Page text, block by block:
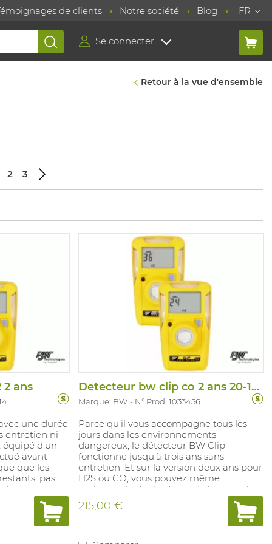
de clients Notre société Blog FR
Se connecter
Retour à la vue d'ensemble
2 3
ans
une durée
entretien ni
équipé d'un
avant
que les
pas
avec
et 23,5%
Detecteur bw clip co 2 ans 20-100
Marque: BW N° Prod. 1033456
Parce qu'il vous accompagne tous les
jours dans les environnements
dangereux, le détecteur BW Clip
fonctionne jusqu'à trois ans sans
entretien. Et sur la version deux ans pour
H2S ou CO, vous pouvez même
prolonger la durée de vie de l'appareil
sans dépenser plus : Il vous suffit pour
cela de le ranger dans son étui
d'hibernation lorsque vous prévoyez de
215,00 €